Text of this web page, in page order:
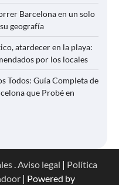
Barcelona en un solo
geografía
atardecer en la playa:
por los locales
Todos: Guía Completa de
que Probé en
Aviso legal | Política
| Powered by